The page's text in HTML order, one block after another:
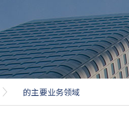
的主要业务领域